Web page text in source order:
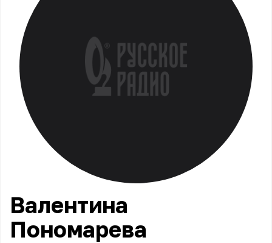
Валентина
Пономарева